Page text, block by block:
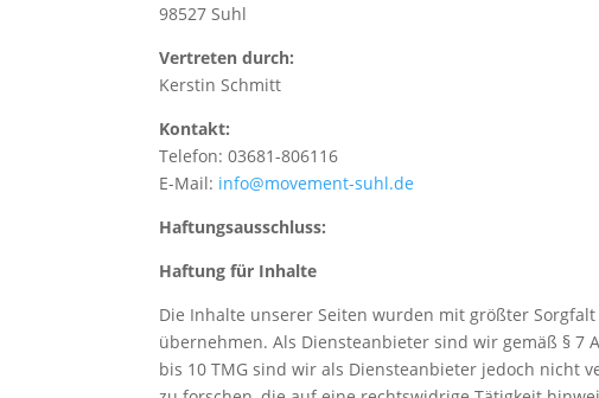
98527 Suhl
Vertreten durch:
Kerstin Schmitt
Kontakt:
Telefon: 03681-806116
E-Mail: info@movement-suhl.de
Haftungsausschluss:
Haftung für Inhalte
Die Inhalte unserer Seiten wurden mit größter
übernehmen. Als Diensteanbieter sind wir gemäß § 7
bis 10 TMG sind wir als Diensteanbieter jedoch nicht